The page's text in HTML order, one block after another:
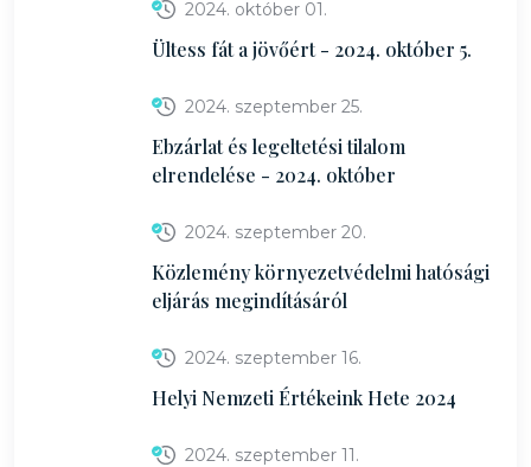
2024. október 01.
Ültess fát a jövőért - 2024. október 5.
2024. szeptember 25.
Ebzárlat és legeltetési tilalom
elrendelése - 2024. október
2024. szeptember 20.
Közlemény környezetvédelmi hatósági
eljárás megindításáról
2024. szeptember 16.
Helyi Nemzeti Értékeink Hete 2024
2024. szeptember 11.